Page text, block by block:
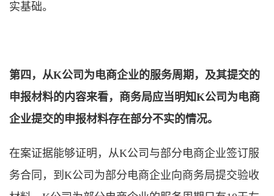
实基础。
第四，从K公司为电商企业的服务周期，及其提交的
申报材料的内容来看，商务局应当明知K公司为电商
企业提交的申报材料存在部分不实的情况。
在案证据能够证明，从K公司与部分电商企业签订服
务合同，到K公司为部分电商企业向商务局提交验收